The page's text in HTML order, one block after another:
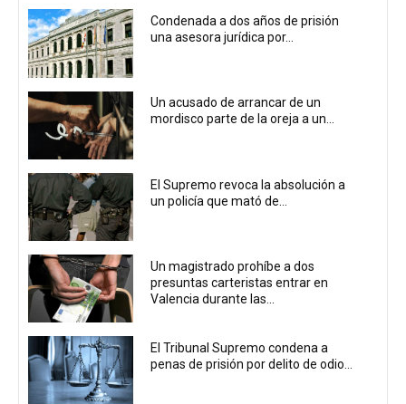
Condenada a dos años de prisión
una asesora jurídica por...
Un acusado de arrancar de un
mordisco parte de la oreja a un...
El Supremo revoca la absolución a
un policía que mató de...
Un magistrado prohíbe a dos
presuntas carteristas entrar en
Valencia durante las...
El Tribunal Supremo condena a
penas de prisión por delito de odio...